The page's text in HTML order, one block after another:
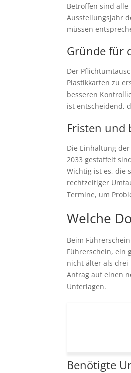
Betroffen sind
Ausstellungsjahr
müssen
Gründe für
Der
Plastikkarten zu
besseren
ist entscheidend,
Fristen und
Die Einhaltung
2033 gestaffelt
Wichtig ist es, die
rechtzeitiger
Termine, um
Welche
Beim
Führerschein, ein
nicht älter als drei
Antrag auf einen
Unterlagen.
Benötigte